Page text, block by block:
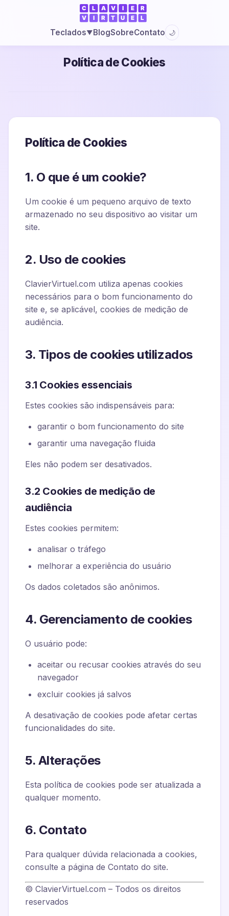
Teclados▼BlogSobreContato 🌙
Política de Cookies
Política de Cookies
1. O que é um cookie?
Um cookie é um pequeno arquivo de texto
armazenado no seu dispositivo ao visitar um
site.
2. Uso de cookies
ClavierVirtuel.com utiliza apenas cookies
necessários para o bom funcionamento do
site e, se aplicável, cookies de medição de
audiência.
3. Tipos de cookies utilizados
3.1 Cookies essenciais
Estes cookies são indispensáveis para:
garantir o bom funcionamento do site
garantir uma navegação fluida
Eles não podem ser desativados.
3.2 Cookies de medição de
audiência
Estes cookies permitem:
analisar o tráfego
melhorar a experiência do usuário
Os dados coletados são anônimos.
4. Gerenciamento de cookies
O usuário pode:
aceitar ou recusar cookies através do seu
navegador
excluir cookies já salvos
A desativação de cookies pode afetar certas
funcionalidades do site.
5. Alterações
Esta política de cookies pode ser atualizada a
qualquer momento.
6. Contato
Para qualquer dúvida relacionada a cookies,
consulte a página de Contato do site.
© ClavierVirtuel.com – Todos os direitos
reservados